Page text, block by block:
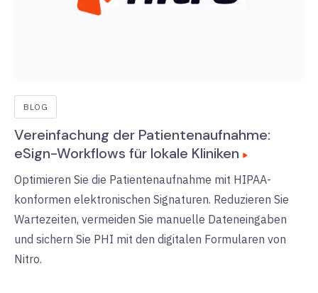
BLOG
Vereinfachung der Patientenaufnahme:
eSign-Workflows für lokale Kliniken
Optimieren Sie die Patientenaufnahme mit HIPAA-
konformen elektronischen Signaturen. Reduzieren Sie
Wartezeiten, vermeiden Sie manuelle Dateneingaben
und sichern Sie PHI mit den digitalen Formularen von
Nitro.